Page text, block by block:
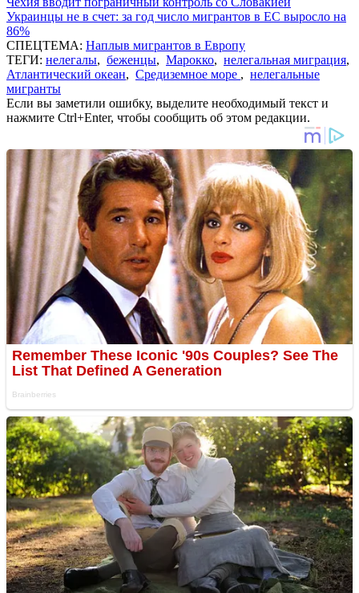
Украинцы не в счет: за год число мигрантов в ЕС выросло на
86%
СПЕЦТЕМА: Наплыв мигрантов в Европу
ТЕГИ: нелегалы, беженцы, Марокко, нелегальная миграция,
Атлантический океан, Средиземное море , нелегальные
мигранты
Если вы заметили ошибку, выделите необходимый текст и
нажмите Ctrl+Enter, чтобы сообщить об этом редакции.